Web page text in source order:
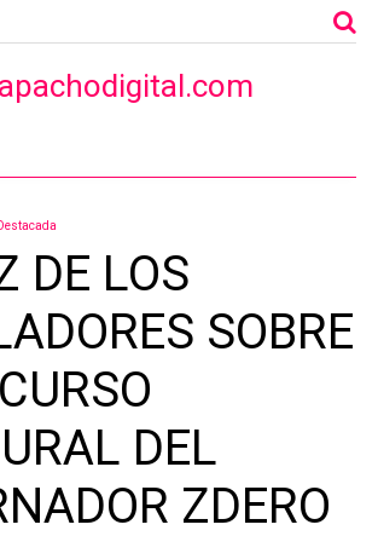
Destacada
DE LOS
SOBRE
DEL
ZDERO